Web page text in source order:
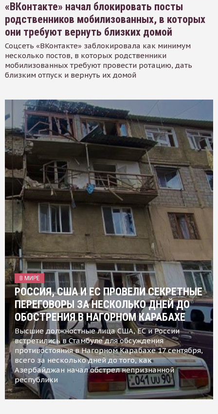
«ВКонтакте» начал блокировать посты
родственников мобилизованных, в которых
они требуют вернуть близких домой
Соцсеть «ВКонтакте» заблокировала как минимум
несколько постов, в которых родственники
мобилизованных требуют провести ротацию, дать
близким отпуск и вернуть их домой
В МИРЕ
РОССИЯ, США И ЕС ПРОВЕЛИ СЕКРЕТНЫЕ
ПЕРЕГОВОРЫ ЗА НЕСКОЛЬКО ДНЕЙ ДО
ОБОСТРЕНИЯ В НАГОРНОМ КАРАБАХЕ
Высшие должностные лица США, ЕС и России
встретились в Стамбуле для обсуждения
противостояния в Нагорном Карабахе 17 сентября,
всего за несколько дней до того, как
Азербайджан начал обстрел непризнанной
республики